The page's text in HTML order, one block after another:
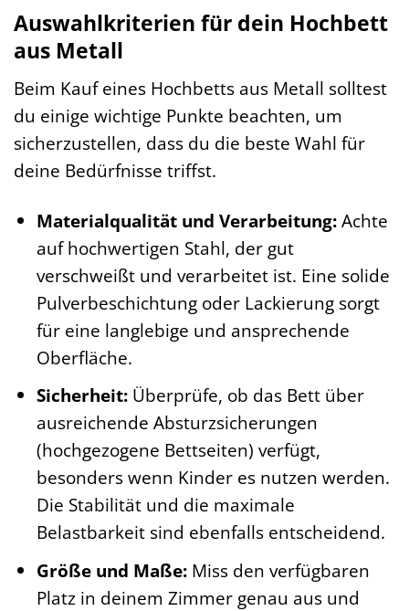
Auswahlkriterien für dein Hochbett
aus Metall
Beim Kauf eines Hochbetts aus Metall solltest
du einige wichtige Punkte beachten, um
sicherzustellen, dass du die beste Wahl für
deine Bedürfnisse triffst.
Materialqualität und Verarbeitung:Achte
auf hochwertigen Stahl, der gut
verschweißt und verarbeitet ist. Eine solide
Pulverbeschichtung oder Lackierung sorgt
für eine langlebige und ansprechende
Oberfläche.
Sicherheit: Überprüfe, ob das Bett über
ausreichende Absturzsicherungen
(hochgezogene Bettseiten) verfügt,
besonders wenn Kinder es nutzen werden.
Die Stabilität und die maximale
Belastbarkeit sind ebenfalls entscheidend.
Größe und Maße: Miss den verfügbaren
Platz in deinem Zimmer genau aus und